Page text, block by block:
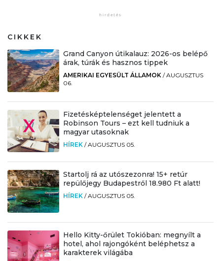
CIKKEK
Grand Canyon útikalauz: 2026-os belépő
árak, túrák és hasznos tippek
AMERIKAI EGYESÜLT ÁLLAMOK /AUGUSZTUS
06.
Fizetésképtelenséget jelentett a
Robinson Tours – ezt kell tudniuk a
magyar utasoknak
HÍREK /AUGUSZTUS 05.
Startolj rá az utószezonra! 15+ retúr
repülőjegy Budapestről 18.980 Ft alatt!
HÍREK /AUGUSZTUS 05.
Hello Kitty-őrület Tokióban: megnyílt a
hotel, ahol rajongóként beléphetsz a
karakterek világába